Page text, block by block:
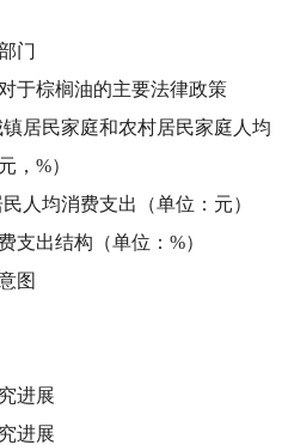
门
于棕榈油的主要法律政策
镇居民家庭和农村居民家庭人均
，%）
人均消费支出（单位：元）
支出结构（单位：%）
图
进展
进展